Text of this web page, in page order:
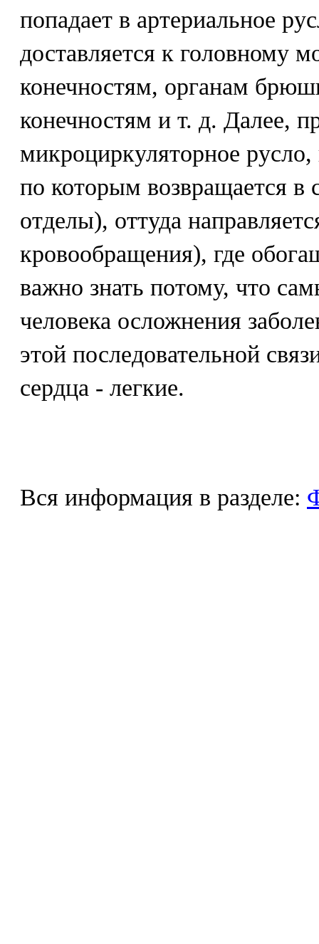
попадает в артериальное
доставляется к головному
конечностям, органам
конечностям и т. д. Далее,
микроциркуляторное
по которым возвращается в
отделы), оттуда
кровообращения), где
важно знать потому, что
человека осложнения
этой последовательной
сердца - легкие.
Вся информация в разделе: